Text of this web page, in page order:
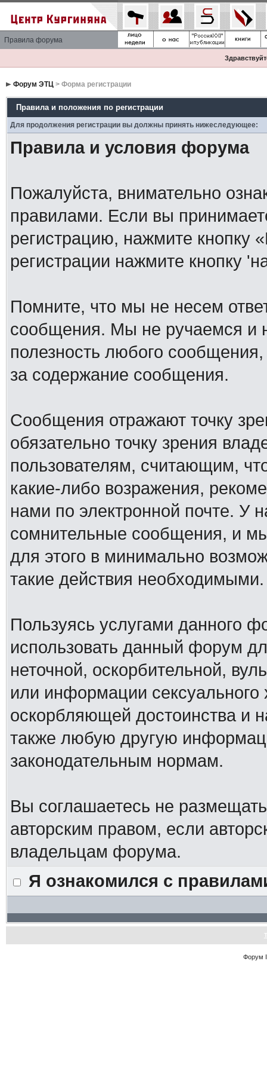
Правила форума
Форум ЭТЦ> Форма регистрации
Правила и положения по регистрации
Для продолжения регистрации вы должны принять нижеследующее:
Правила и условия форума
Пожалуйста, внимательно
правилами. Если вы
регистрацию, нажмите кнопку
регистрации нажмите кнопку
Помните, что мы не несем
сообщения. Мы не ручаемся и
полезность любого
за содержание сообщения.
Сообщения отражают точку
обязательно точку зрения
пользователям, считающим,
какие-либо возражения,
нами по электронной почте. У
сомнительные сообщения, и
для этого в минимально
такие действия необходимыми.
Пользуясь услугами данного
использовать данный форум
неточной, оскорбительной,
или информации
оскорбляющей достоинства и
также любую другую
законодательным нормам.
Вы соглашаетесь не
авторским правом, если
владельцам форума.
Я ознакомился с
Форум